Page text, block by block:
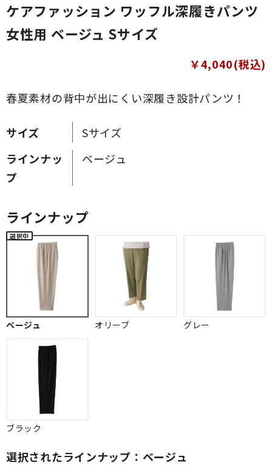
ケアファッション ワッフル深履きパンツ
女性用 ベージュ Sサイズ
春夏素材の背中が出にくい深履き設計パンツ！
￥4,040(税込)
サイズ
Sサイズ
ラインナッ
プ
ベージュ
ラインナップ
ベージュ オリーブ グレー
ブラック
選択されたラインナップ：ベージュ